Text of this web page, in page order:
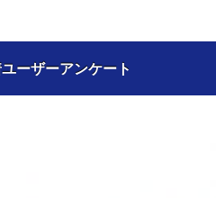
ーザーアンケート